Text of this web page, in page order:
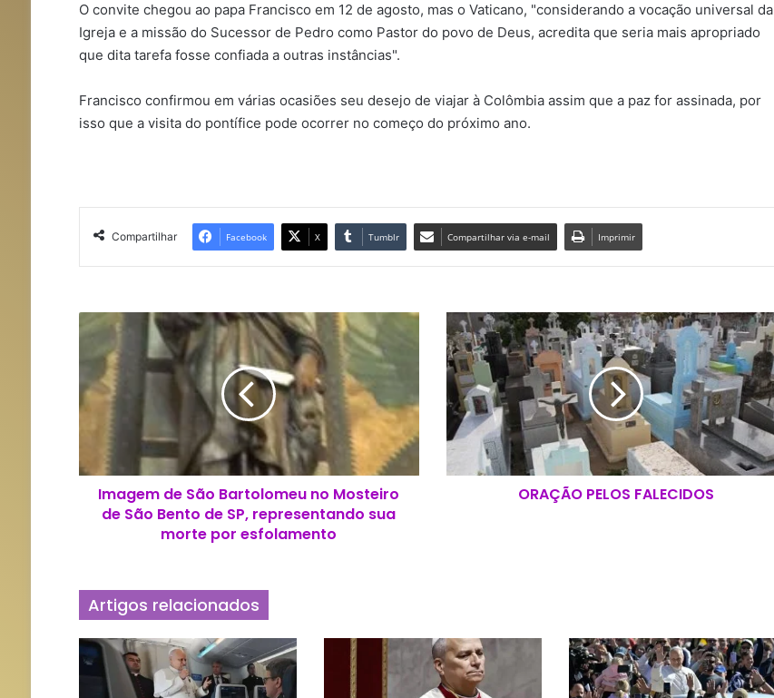
O convite chegou ao papa Francisco em 12 de agosto, mas o Vaticano, "considerando a vocação universal da
Igreja e a missão do Sucessor de Pedro como Pastor do povo de Deus, acredita que seria mais apropriado
que dita tarefa fosse confiada a outras instâncias".
Francisco confirmou em várias ocasiões seu desejo de viajar à Colômbia assim que a paz for assinada, por
isso que a visita do pontífice pode ocorrer no começo do próximo ano.
Compartilhar Facebook X Tumblr Compartilhar via e-mail Imprimir
S
t
o
m
Imagem de São Bartolomeu no Mosteiro
de São Bento de SP, representando sua
morte por esfolamento
R
A
Ç
Ã
O
P
E
L
D
O
S
ORAÇÃO PELOS FALECIDOS
Artigos relacionados